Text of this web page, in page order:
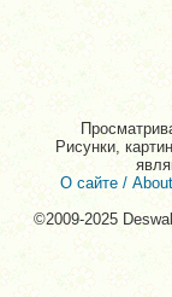
Рисунки,
О сайте /
©2009-2025